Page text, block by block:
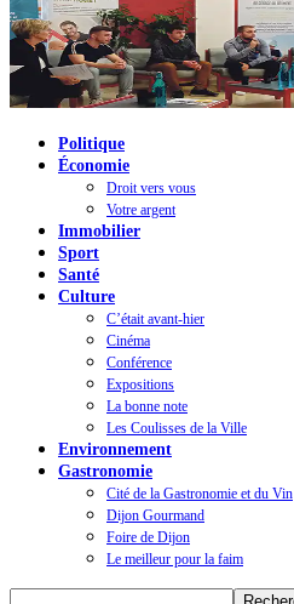
Politique
Économie
Droit vers vous
Votre argent
Immobilier
Sport
Santé
Culture
C’était avant-hier
Cinéma
Conférence
Expositions
La bonne note
Les Coulisses de la Ville
Environnement
Gastronomie
Cité de la Gastronomie et du Vin
Dijon Gourmand
Foire de Dijon
Le meilleur pour la faim